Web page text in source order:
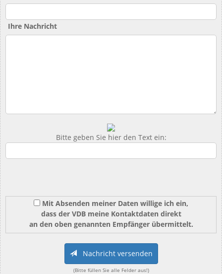
Ihre Nachricht
Bitte geben Sie hier den Text ein:
Mit Absenden meiner Daten willige ich ein,
dass der VDB meine Kontaktdaten direkt
an den oben genannten Empfänger übermittelt.
Nachricht versenden
(Bitte füllen Sie alle Felder aus!)